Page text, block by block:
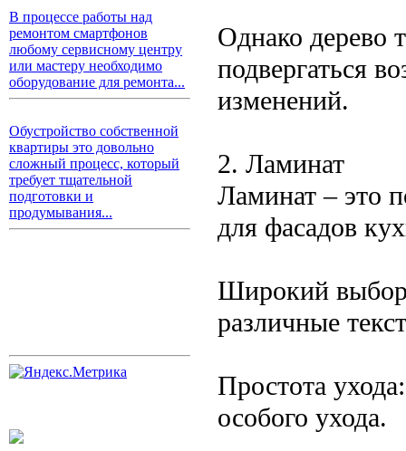
В процессе работы над
ремонтом смартфонов
любому сервисному центру
или мастеру необходимо
оборудование для ремонта...
Обустройство собственной
квартиры это довольно
сложный процесс, который
требует тщательной
подготовки и
продумывания...
Однако дерево
подвергаться
изменений.
2. Ламинат
Ламинат – это
для фасадов
Широкий выбор
различные
Простота
особого ухода.